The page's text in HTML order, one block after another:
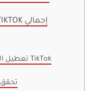
1. تعطيل الحساب الخاص على TikTok
2.